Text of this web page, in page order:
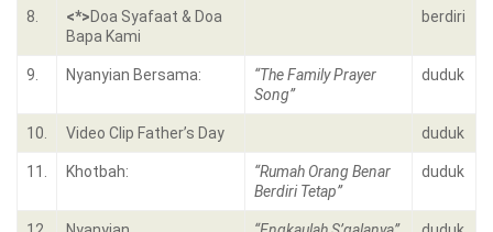
8. <*>Doa Syafaat & Doa
Bapa Kami
berdiri
9. Nyanyian Bersama:
“The Family Prayer
Song”
duduk
10. Video Clip Father’s Day duduk
11. Khotbah:
“Rumah Orang Benar
Berdiri Tetap”
duduk